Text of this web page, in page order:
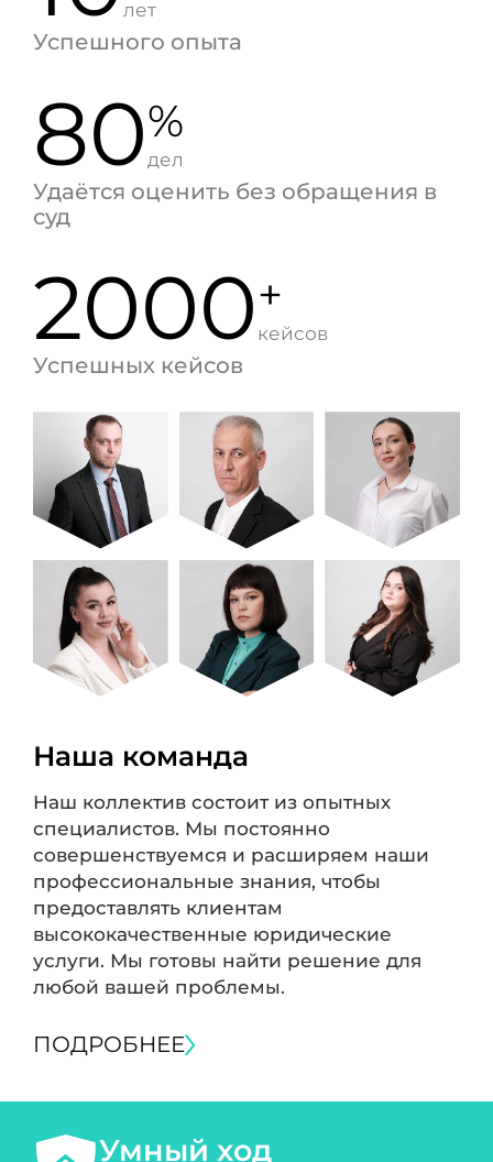
лет
Успешного опыта
80%
дел
Удаётся оценить без обращения в
суд
2000+
кейсов
Успешных кейсов
Наша команда
Наш коллектив состоит из опытных
специалистов. Мы постоянно
совершенствуемся и расширяем наши
профессиональные знания, чтобы
предоставлять клиентам
высококачественные юридические
услуги. Мы готовы найти решение для
любой вашей проблемы.
ПОДРОБНЕЕ
Умный ход